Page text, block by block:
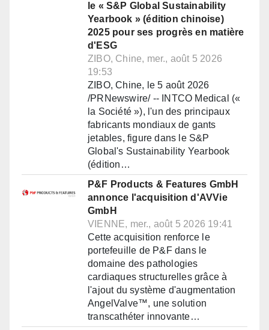
le « S&P Global Sustainability
Yearbook » (édition chinoise)
2025 pour ses progrès en matière
d'ESG
ZIBO, Chine, mer., août 5 2026
19:53
ZIBO, Chine, le 5 août 2026
/PRNewswire/ -- INTCO Medical («
la Société »), l'un des principaux
fabricants mondiaux de gants
jetables, figure dans le S&P
Global's Sustainability Yearbook
(édition…
P&F Products & Features GmbH
annonce l'acquisition d'AVVie
GmbH
VIENNE, mer., août 5 2026 19:41
Cette acquisition renforce le
portefeuille de P&F dans le
domaine des pathologies
cardiaques structurelles grâce à
l'ajout du système d'augmentation
AngelValve™, une solution
transcathéter innovante…